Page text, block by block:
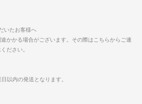
いたお客様へ
かかる場合がございます。その際はこちらからご連
ださい。
以内の発送となります。